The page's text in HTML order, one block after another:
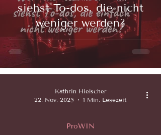
siehst To-dos, die nicht
weniger werden?
ProWIN
Kathrin Hielscher
22. Nov. 2025
1 Min. Lesezeit